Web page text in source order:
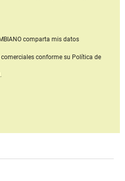
comparta mis datos
conforme su Política de